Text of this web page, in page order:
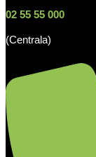
02 55 55 000
(Centrala)